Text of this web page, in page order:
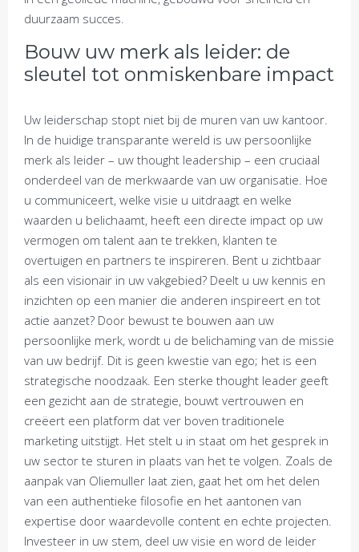
duurzaam succes.
Bouw uw merk als leider: de
sleutel tot onmiskenbare impact
Uw leiderschap stopt niet bij de muren van uw kantoor.
In de huidige transparante wereld is uw persoonlijke
merk als leider – uw thought leadership – een cruciaal
onderdeel van de merkwaarde van uw organisatie. Hoe
u communiceert, welke visie u uitdraagt en welke
waarden u belichaamt, heeft een directe impact op uw
vermogen om talent aan te trekken, klanten te
overtuigen en partners te inspireren. Bent u zichtbaar
als een visionair in uw vakgebied? Deelt u uw kennis en
inzichten op een manier die anderen inspireert en tot
actie aanzet? Door bewust te bouwen aan uw
persoonlijke merk, wordt u de belichaming van de missie
van uw bedrijf. Dit is geen kwestie van ego; het is een
strategische noodzaak. Een sterke thought leader geeft
een gezicht aan de strategie, bouwt vertrouwen en
creëert een platform dat ver boven traditionele
marketing uitstijgt. Het stelt u in staat om het gesprek in
uw sector te sturen in plaats van het te volgen. Zoals de
aanpak van Oliemuller laat zien, gaat het om het delen
van een authentieke filosofie en het aantonen van
expertise door waardevolle content en echte projecten.
Investeer in uw stem, deel uw visie en word de leider